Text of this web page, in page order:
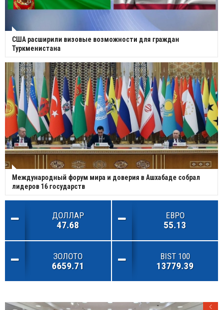
США расширили визовые возможности для граждан
Туркменистана
Международный форум мира и доверия в Ашхабаде собрал
лидеров 16 государств
ДОЛЛАР
47.68
ЕВРО
55.13
ЗОЛОТО
6659.71
BIST 100
13779.39